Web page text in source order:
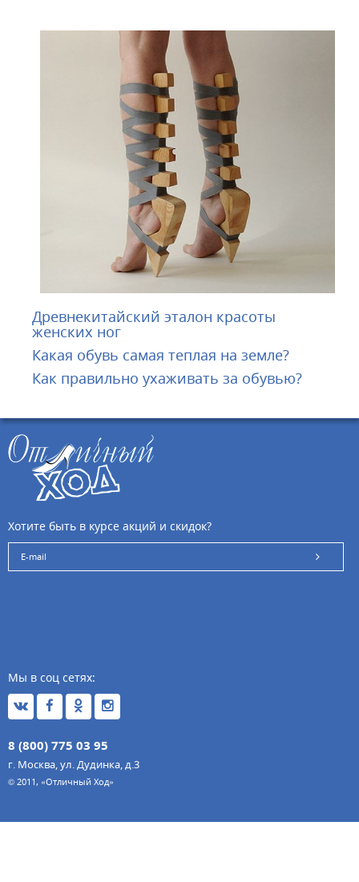
Древнекитайский эталон красоты
женских ног
Какая обувь самая теплая на земле?
Как правильно ухаживать за обувью?
Хотите быть в курсе акций и скидок?
Мы в соц сетях:
8 (800) 775 03 95
г. Москва, ул. Дудинка, д.3
© 2011, «Отличный Ход»